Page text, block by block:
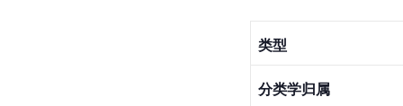
类型
分类学归属